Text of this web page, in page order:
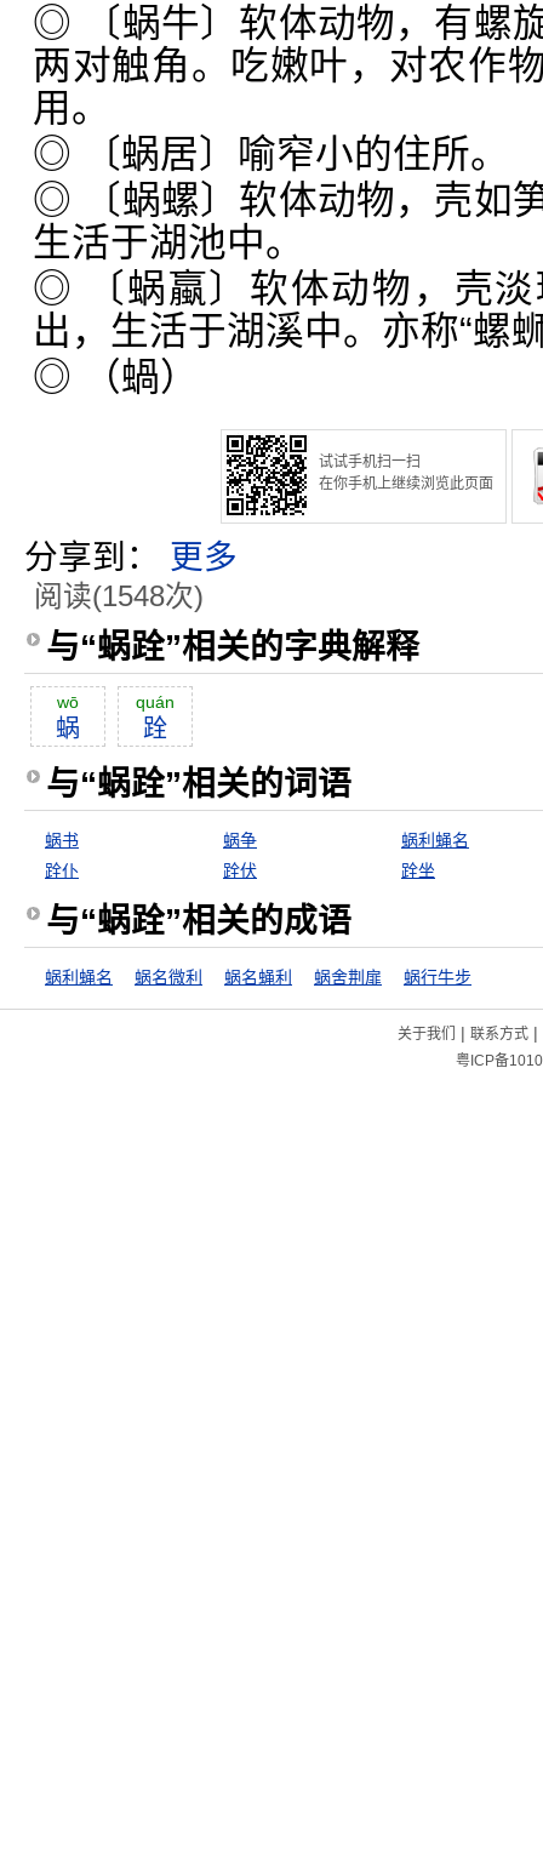
◎ 〔蜗牛〕软体动物，有螺
两对触角。吃嫩叶，对农作
用。
◎ 〔蜗居〕喻窄小的住所。
◎ 〔蜗螺〕软体动物，壳如
生活于湖池中。
◎ 〔蜗蠃〕软体动物，壳
出，生活于湖溪中。亦称“螺
◎ （蝸）
试试手机扫一扫
在你手机上继续浏览此页面
分享到： 更多
阅读(1548次)
与“蜗跧”相关的字典解释
wō
蜗
quán
跧
与“蜗跧”相关的词语
蜗书 蜗争
蜗利蝇名
跧仆
跧伏 跧坐
与“蜗跧”相关的成语
蜗利蝇名 蜗名微利 蜗名蝇利 蜗舍荆扉 蜗行牛步
关于我们 | 联系方式|
粤ICP备